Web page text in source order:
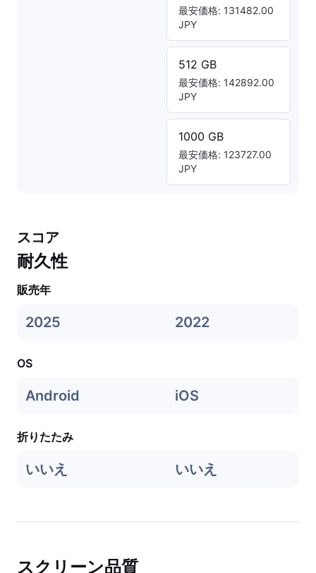
最安価格: 131482.00
JPY
512 GB
最安価格: 142892.00
JPY
1000 GB
最安価格: 123727.00
JPY
スコア
耐久性
販売年
2025 2022
OS
Android iOS
折りたたみ
いいえ いいえ
スクリーン品質